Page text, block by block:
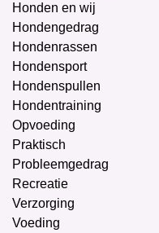
Honden en wij
Hondengedrag
Hondenrassen
Hondensport
Hondenspullen
Hondentraining
Opvoeding
Praktisch
Probleemgedrag
Recreatie
Verzorging
Voeding